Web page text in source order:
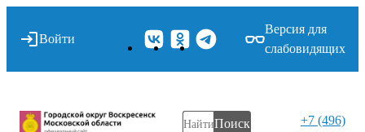
Войти
Версия для
слабовидящих
Поиск
+7 (496)